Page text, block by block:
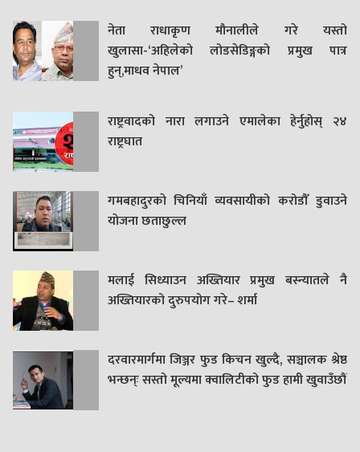
नेता राधाकृण मौनालीले गरे यस्तो
खुलासा-‘अहिलेको लोडसेडिङ्गको प्रमुख पात्र
हुन्,माधव नेपाल’
राष्ट्रवादको नारा लगाउने एमालेका हेर्नुहोस् २४
राष्ट्रघात
गमबहादुरकाे चिनियाँ व्यवसायीको करोडौँ डुवाउने
याेजना छताछुल्ल
मलाई सिध्याउन अख्तियार प्रमुख बस्न्यातले नै
अख्तियारको दुरुपयोग गरे– शर्मा
दरवारमार्गमा जिञ्जर फुड किचन खुल्दै, सञ्चालक श्रेष्ठ
भन्छन्ः सस्तो मूल्यमा क्वालिटीको फुड हामी खुवाउँछौं